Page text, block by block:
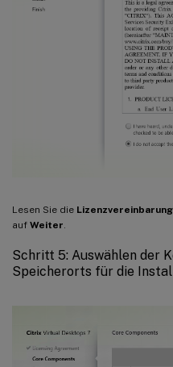
Lesen Sie die Lizenzvereinbarung
auf Weiter.
Schritt 5: Auswählen der
Speicherorts für die